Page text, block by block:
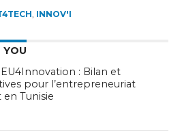
INNOV'I
YOU
EU4Innovation : Bilan et
pour l’entrepreneuriat
Tunisie